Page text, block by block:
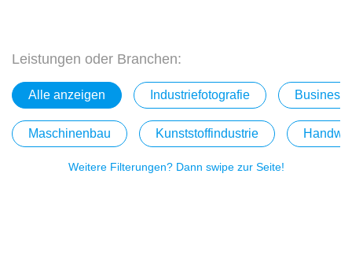
Leistungen oder Branchen:
Alle anzeigen Industriefotografie
Maschinenbau Kunststoffindustrie
Weitere Filterungen? Dann swipe zur Seite!